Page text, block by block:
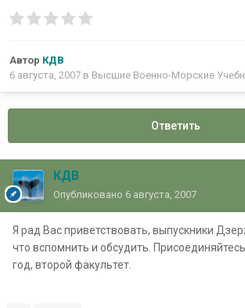
Автор КДВ
6 августа, 2007 в Высшие Военно-Морские
Ответить
КДВ
Опубликовано 6 августа, 2007
Я рад Вас приветствовать, выпускники
что вспомнить и обсудить.
год, второй факультет.